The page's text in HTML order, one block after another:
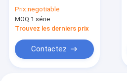
par osmose inverse
Système de filtration
par osmose inverse à
production d'eau
pure
Prix:negotiable
MOQ:1 série
Trouvez les derniers prix
Contactez